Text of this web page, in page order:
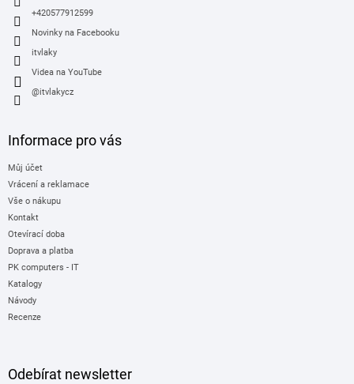
+420577912599
Novinky na Facebooku
itvlaky
Videa na YouTube
@itvlakycz
Informace pro vás
Můj účet
Vrácení a reklamace
Vše o nákupu
Kontakt
Otevírací doba
Doprava a platba
PK computers - IT
Katalogy
Návody
Recenze
Odebírat newsletter